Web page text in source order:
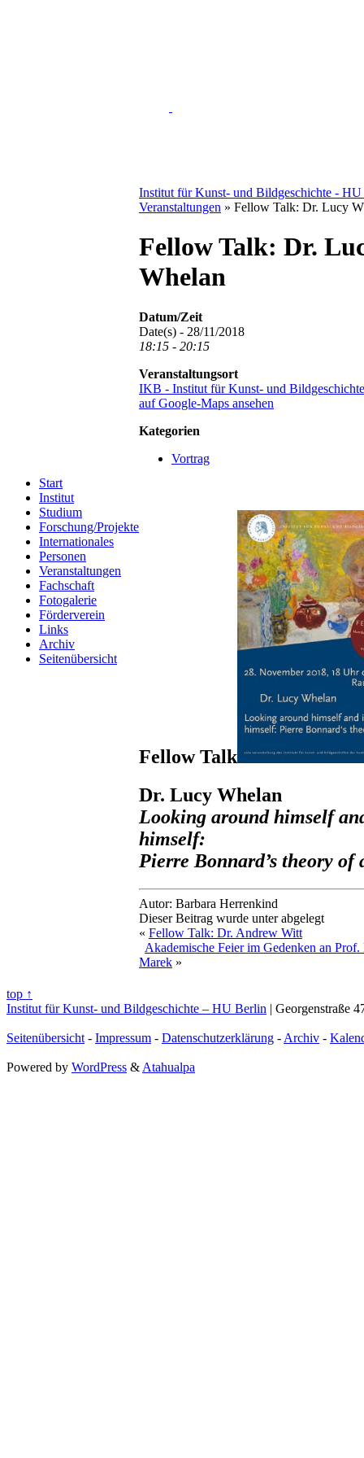
Start
Institut
Studium
Forschung/Projekte
Internationales
Personen
Veranstaltungen
Fachschaft
Fotogalerie
Förderverein
Links
Archiv
Seitenübersicht
Institut für Kunst- und Bildgeschichte -
Veranstaltungen » Fellow Talk: Dr. Lucy
Fellow Talk: Dr.
Whelan
Datum/Zeit
Date(s) - 28/11/2018
18:15 - 20:15
Veranstaltungsort
IKB - Institut für Kunst- und
auf Google-Maps ansehen
Kategorien
Vortrag
Fellow Talk
Dr. Lucy Whelan
Looking around himself
himself:
Pierre Bonnard’s theory of
Autor: Barbara Herrenkind
Dieser Beitrag wurde unter abgelegt
« Fellow Talk: Dr. Andrew Witt
Akademische Feier im Gedenken an
Marek »
top ↑
Institut für Kunst- und Bildgeschichte – HU Berlin | Georgenstraße
Seitenübersicht - Impressum - Datenschutzerklärung - Archiv -
Powered by WordPress & Atahualpa